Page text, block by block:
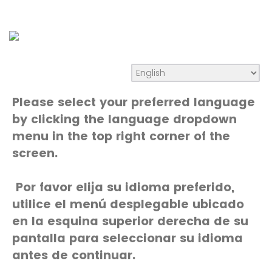
Please select your preferred language
by clicking the language dropdown
menu in the top right corner of the
screen.
Por favor elija su idioma preferido,
utilice el menú desplegable ubicado
en la esquina superior derecha de su
pantalla para seleccionar su idioma
antes de continuar.